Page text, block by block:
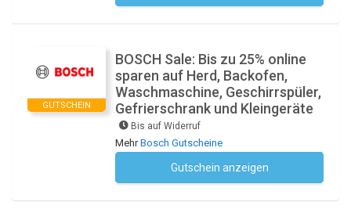
GUTSCHEIN
BOSCH Sale: Bis zu 25% online
sparen auf Herd, Backofen,
Waschmaschine, Geschirrspüler,
Gefrierschrank und Kleingeräte
Bis auf Widerruf
MehrBosch Gutscheine
Gutschein anzeigen